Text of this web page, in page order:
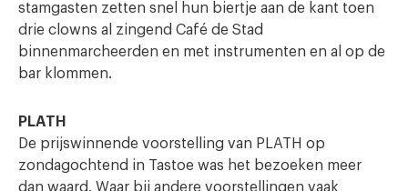
stamgasten zetten snel hun biertje aan de kant toen
drie clowns al zingend Café de Stad
binnenmarcheerden en met instrumenten en al op de
bar klommen.
PLATH
De prijswinnende voorstelling van PLATH op
zondagochtend in Tastoe was het bezoeken meer
dan waard. Waar bij andere voorstellingen vaak